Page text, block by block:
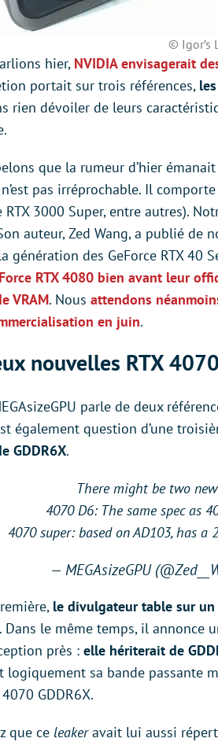
© Igor’s
hier, NVIDIA envisagerait
portait sur trois références,
rien dévoiler de leurs
que la rumeur d’hier
pas irréprochable. Il
RTX 3000 Super, entre autres).
auteur, Zed Wang, a publié
génération des GeForce RTX 40
RTX 4080 bien avant leur
VRAM. Nous attendons
en juin.
nouvelles RTX
parle de deux
également question d’une
GDDR6X.
There might be two
4070 D6: The same spec as
4070 super: based on AD103, has
— MEGAsizeGPU
le divulgateur table sur un
. Dans le même temps, il annonce
près : elle hériterait de
logiquement sa bande passante
GDDR6X.
que ce leakeravait lui aussi